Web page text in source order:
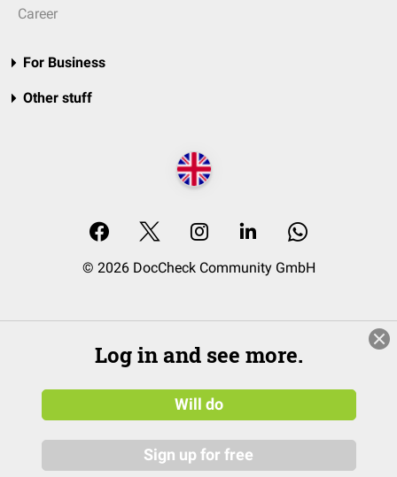
Career
For Business
Other stuff
© 2026 DocCheck Community GmbH
Log in and see more.
Will do
Sign up for free